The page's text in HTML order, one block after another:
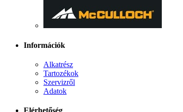
Információk
Alkatrész
Tartozékok
Szervizről
Adatok